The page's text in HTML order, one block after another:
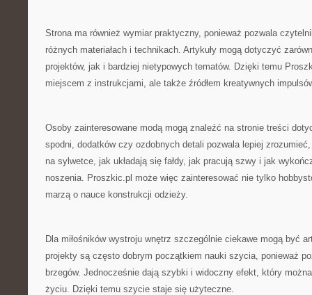
Strona ma również wymiar praktyczny, ponieważ pozwala
różnych materiałach i technikach. Artykuły mogą dotyczyć
projektów, jak i bardziej nietypowych tematów. Dzięki temu
miejscem z instrukcjami, ale także źródłem kreatywnych
Osoby zainteresowane modą mogą znaleźć na stronie treści
spodni, dodatków czy ozdobnych detali pozwala lepiej
na sylwetce, jak układają się fałdy, jak pracują szwy i jak
noszenia. Proszkic.pl może więc zainteresować nie tylko
marzą o nauce konstrukcji odzieży.
Dla miłośników wystroju wnętrz szczególnie ciekawe mogą być
projekty są często dobrym początkiem nauki szycia, ponieważ
brzegów. Jednocześnie dają szybki i widoczny efekt, który
życiu. Dzięki temu szycie staje się użyteczne.